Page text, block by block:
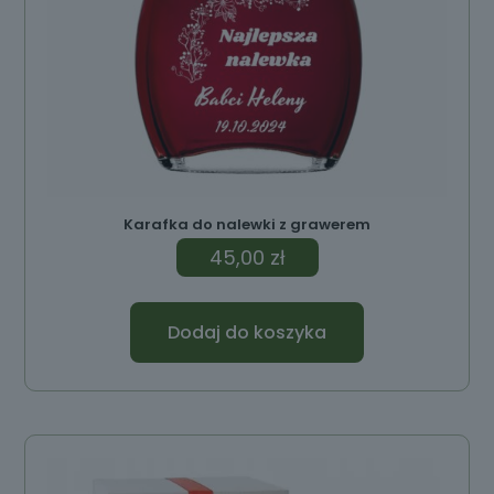
Karafka do nalewki z grawerem
45,00 zł
Dodaj do koszyka